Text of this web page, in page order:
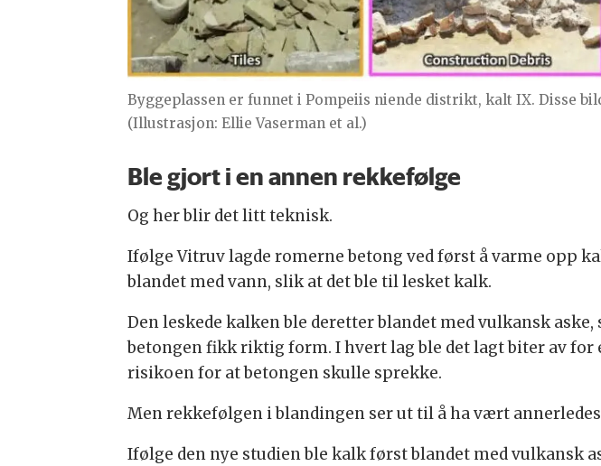
Byggeplassen er funnet i Pompeiis niende distrikt, kalt IX. Disse
(Illustrasjon: Ellie Vaserman et al.)
Ble gjort i en annen rekkefølge
Og her blir det litt teknisk.
Ifølge Vitruv lagde romerne betong ved først å varme opp
blandet med vann, slik at det ble til lesket kalk.
Den leskede kalken ble deretter blandet med vulkansk
betongen fikk riktig form. I hvert lag ble det lagt biter av
risikoen for at betongen skulle sprekke.
Men rekkefølgen i blandingen ser ut til å ha vært
Ifølge den nye studien ble kalk først blandet med vulkansk